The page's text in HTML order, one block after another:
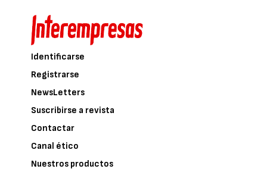
Identificarse
Registrarse
NewsLetters
Suscribirse a revista
Contactar
Canal ético
Nuestros productos